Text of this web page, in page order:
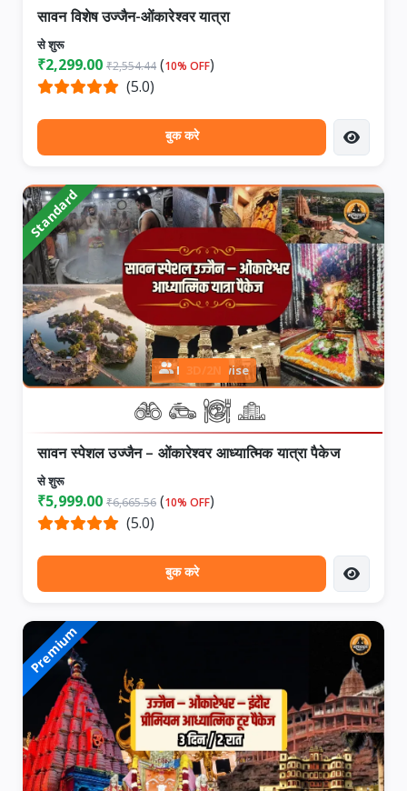
सावन विशेष उज्जैन-ओंकारेश्वर यात्रा
से शुरू
₹2,299.00 ₹2,554.44 (10% OFF)
(5.0)
बुक करे
Standard
Person wise
3D/2N
सावन स्पेशल उज्जैन – ओंकारेश्वर आध्यात्मिक यात्रा पैकेज
से शुरू
₹5,999.00 ₹6,665.56 (10% OFF)
(5.0)
बुक करे
Premium